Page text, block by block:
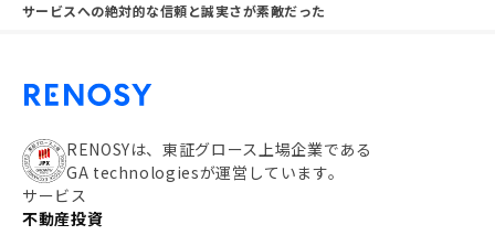
サービスへの絶対的な信頼と誠実さが素敵だった
RENOSYは、東証グロース上場企業である
GA technologiesが運営しています。
サービス
不動産投資